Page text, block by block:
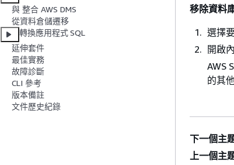
與 整合 AWS DMS
從資料倉儲遷移
轉換應用程式 SQL
延伸套件
最佳實務
故障診斷
CLI 參考
版本備註
文件歷史紀錄
移除資料
選擇
開啟
AWS
的其
下一個主
上一個主